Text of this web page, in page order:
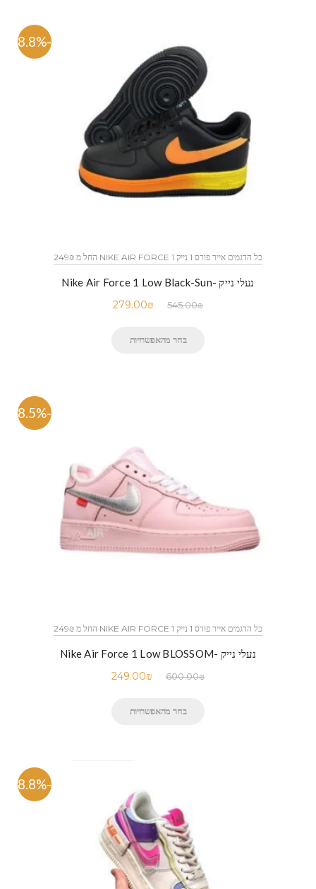
-48.8%
כל הדגמים אייר פורס 1 נייק NIKE AIR FORCE 1 החל מ 249₪
נעלי נייק -Nike Air Force 1 Low Black-Sun
545.00₪
279.00₪
בחר מהאפשרויות
-58.5%
כל הדגמים אייר פורס 1 נייק NIKE AIR FORCE 1 החל מ 249₪
נעלי נייק -Nike Air Force 1 Low BLOSSOM
600.00₪
249.00₪
בחר מהאפשרויות
-48.8%